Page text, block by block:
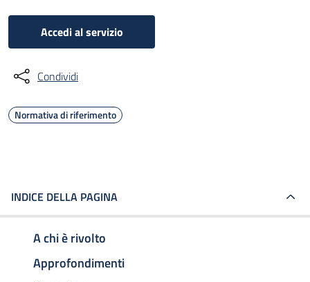
Accedi al servizio
Condividi
Normativa di riferimento
INDICE DELLA PAGINA
A chi è rivolto
Approfondimenti